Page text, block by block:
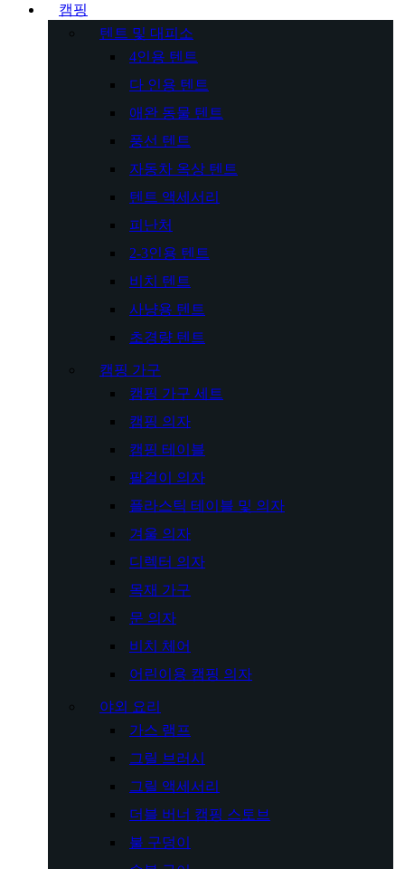
캠핑
텐트 및 대피소
4인용 텐트
다 인용 텐트
애완 동물 텐트
풍선 텐트
자동차 옥상 텐트
텐트 액세서리
피난처
2-3인용 텐트
비치 텐트
사냥용 텐트
초경량 텐트
캠핑 가구
캠핑 가구 세트
캠핑 의자
캠핑 테이블
팔걸이 의자
플라스틱 테이블 및 의자
겨울 의자
디렉터 의자
목재 가구
문 의자
비치 체어
어린이용 캠핑 의자
야외 요리
가스 램프
그릴 브러시
그릴 액세서리
더블 버너 캠핑 스토브
불 구덩이